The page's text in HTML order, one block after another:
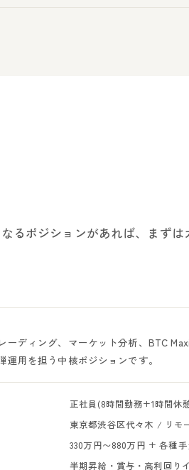
るポジションがあれば、まずは
ーディング、マーケット分析、BTC
運用を担う中核ポジションです。
正社員(8時間勤務+1時間休
東京都渋谷区代々木 / リモ
330万円〜880万円 + 各種
半期昇給・賞与・高利回り